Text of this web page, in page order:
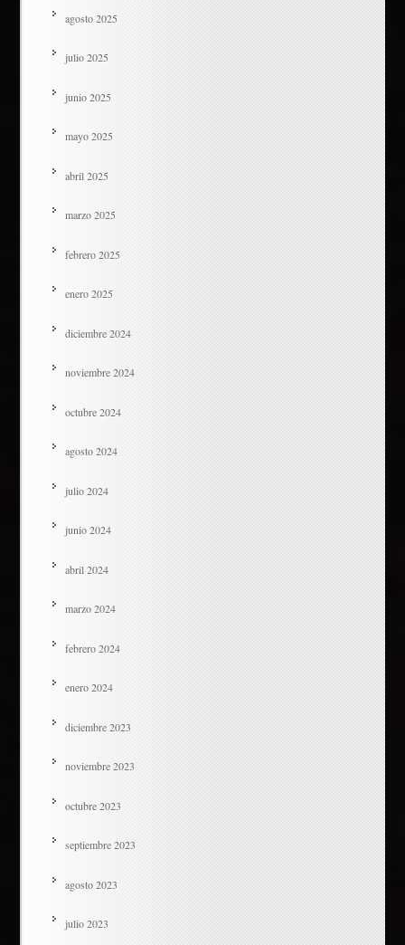
agosto 2025
julio 2025
junio 2025
mayo 2025
abril 2025
marzo 2025
febrero 2025
enero 2025
diciembre 2024
noviembre 2024
octubre 2024
agosto 2024
julio 2024
junio 2024
abril 2024
marzo 2024
febrero 2024
enero 2024
diciembre 2023
noviembre 2023
octubre 2023
septiembre 2023
agosto 2023
julio 2023